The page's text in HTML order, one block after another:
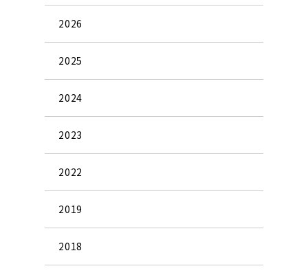
2026
2025
2024
2023
2022
2019
2018